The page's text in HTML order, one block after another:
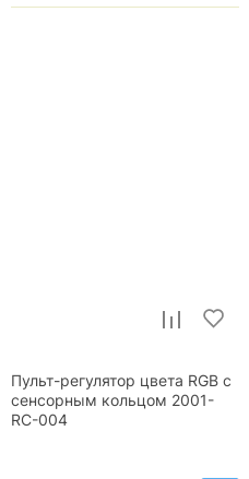
Пульт-регулятор цвета RGB с
сенсорным кольцом 2001-
RC-004